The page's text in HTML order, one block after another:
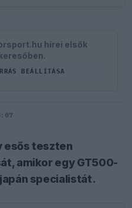
hírei elsők
BEÁLLÍTÁSA
esős teszten
amikor egy GT500-
specialistát.